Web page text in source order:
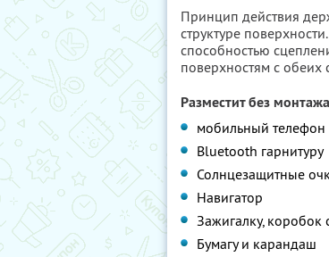
Принцип действия
структуре
способностью
поверхностям с обеих
Разместит без
мобильный телефон
Bluetooth гарнитуру
Солнцезащитные
Навигатор
Зажигалку, коробок
Бумагу и карандаш